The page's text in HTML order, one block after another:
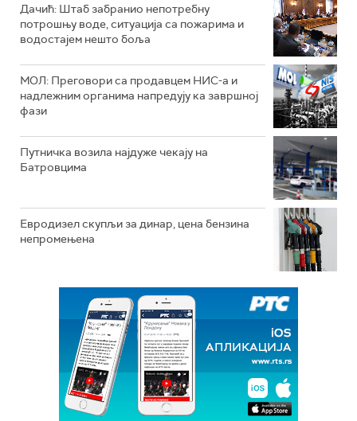
Дачић: Штаб забранио непотребну
потрошњу воде, ситуација са пожарима и
водостајем нешто боља
МОЛ: Преговори са продавцем НИС-а и
надлежним органима напредују ка завршној
фази
Путничка возила најдуже чекају на
Батровцима
Евродизел скупљи за динар, цена бензина
непромењена